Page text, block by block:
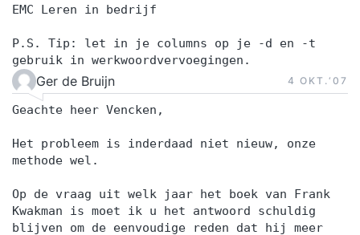
EMC Leren in bedrijf
P.S. Tip: let in je columns op je -d en -t
gebruik in werkwoordvervoegingen.
Ger de Bruijn 4 OKT.‘07
Geachte heer Vencken,
Het probleem is inderdaad niet nieuw, onze
methode wel.
Op de vraag uit welk jaar het boek van Frank
Kwakman is moet ik u het antwoord schuldig
blijven om de eenvoudige reden dat hij meer